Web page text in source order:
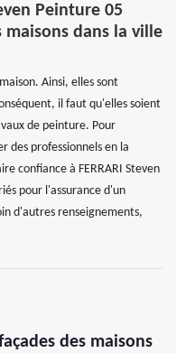
Peinture 05
maisons dans la ville
Ainsi, elles sont
il faut qu'elles soient
de peinture. Pour
des professionnels en la
confiance à FERRARI Steven
pour l'assurance d'un
d'autres renseignements,
des maisons